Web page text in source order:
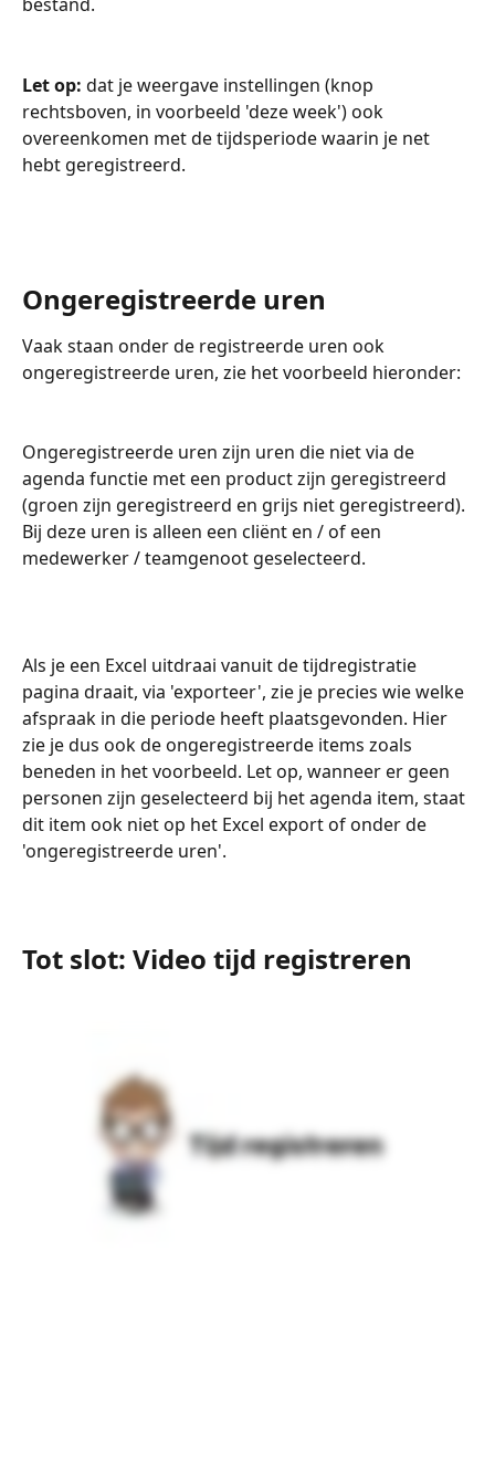
Let op: dat je weergave instellingen (knop
rechtsboven, in voorbeeld 'deze week') ook
overeenkomen met de tijdsperiode waarin je net
hebt geregistreerd.
Ongeregistreerde uren
Vaak staan onder de registreerde uren ook
ongeregistreerde uren, zie het voorbeeld hieronder:
Ongeregistreerde uren zijn uren die niet via de
agenda functie met een product zijn geregistreerd
(groen zijn geregistreerd en grijs niet geregistreerd).
Bij deze uren is alleen een cliënt en / of een
medewerker / teamgenoot geselecteerd.
Als je een Excel uitdraai vanuit de tijdregistratie
pagina draait, via 'exporteer', zie je precies wie welke
afspraak in die periode heeft plaatsgevonden. Hier
zie je dus ook de ongeregistreerde items zoals
beneden in het voorbeeld. Let op, wanneer er geen
personen zijn geselecteerd bij het agenda item, staat
dit item ook niet op het Excel export of onder de
'ongeregistreerde uren'.
Tot slot: Video tijd registreren